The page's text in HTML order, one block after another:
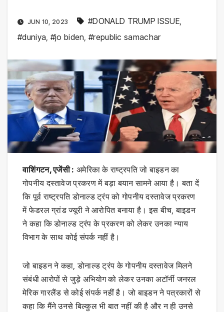
JUN 10, 2023 #DONALD TRUMP ISSUE,
#duniya, #jo biden,#republic samachar
वाशिंगटन, एजेंसी : अमेरिका के राष्ट्रपति जो बाइडन का
गोपनीय दस्तावेज प्रकरण में बड़ा बयान सामने आया है। बता दें
कि पूर्व राष्ट्रपति डोनाल्ड ट्रंप को गोपनीय दस्तावेज प्रकरण
में फेडरल ग्रांड ज्यूरी ने आरोपित बनाया है। इस बीच, बाइडन
ने कहा कि डोनाल्ड ट्रंप के प्रकरण को लेकर उनका न्याय
विभाग के साथ कोई संपर्क नहीं है।
जो बाइडन ने कहा, डोनाल्ड ट्रंप के गोपनीय दस्तावेज मिलने
संबंधी आरोपों से जुड़े अभियोग को लेकर उनका अटॉर्नी जनरल
मेरिक गारलैंड से कोई संपर्क नहीं है। जो बाइडन ने पत्रकारों से
कहा कि मैंने उनसे बिल्कुल भी बात नहीं की है और न ही उनसे